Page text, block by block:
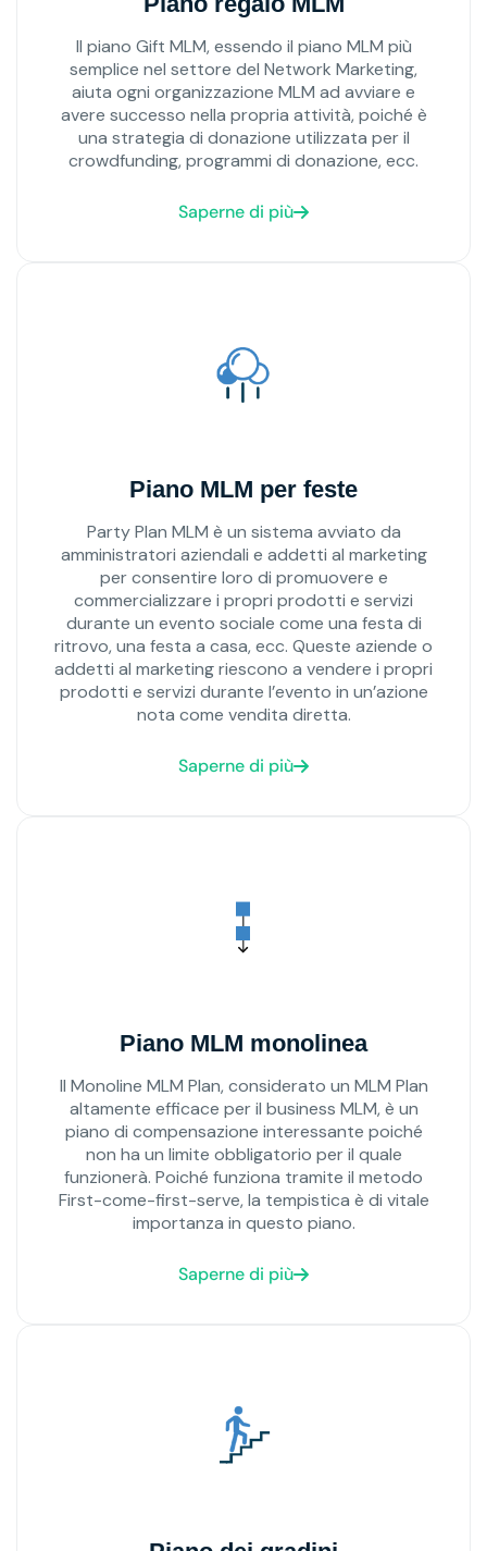
Il piano Gift MLM, essendo il piano MLM più
semplice nel settore del Network Marketing,
aiuta ogni organizzazione MLM ad avviare e
avere successo nella propria attività, poiché è
una strategia di donazione utilizzata per il
crowdfunding, programmi di donazione, ecc.
Saperne di più
Piano MLM per feste
Party Plan MLM è un sistema avviato da
amministratori aziendali e addetti al marketing
per consentire loro di promuovere e
commercializzare i propri prodotti e servizi
durante un evento sociale come una festa di
ritrovo, una festa a casa, ecc. Queste aziende o
addetti al marketing riescono a vendere i propri
prodotti e servizi durante l’evento in un’azione
nota come vendita diretta.
Saperne di più
Piano MLM monolinea
Il Monoline MLM Plan, considerato un MLM Plan
altamente efficace per il business MLM, è un
piano di compensazione interessante poiché
non ha un limite obbligatorio per il quale
funzionerà. Poiché funziona tramite il metodo
First-come-first-serve, la tempistica è di vitale
importanza in questo piano.
Saperne di più